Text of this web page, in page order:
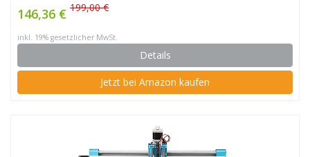
146,36 € 199,00 €
inkl. 19% gesetzlicher MwSt.
Details
Jetzt bei Amazon kaufen